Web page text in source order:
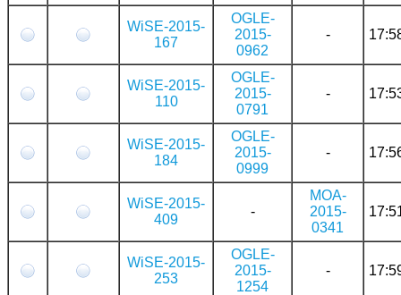
WiSE-2015-
167
OGLE-
2015-
0962
-
WiSE-2015-
110
OGLE-
2015-
0791
-
WiSE-2015-
184
OGLE-
2015-
0999
-
WiSE-2015-
409
-
MOA-
2015-
0341
WiSE-2015-
253
OGLE-
2015-
1254
-